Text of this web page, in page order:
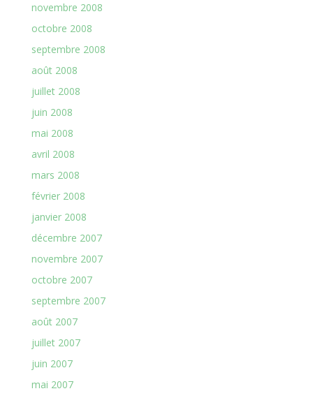
novembre 2008
octobre 2008
septembre 2008
août 2008
juillet 2008
juin 2008
mai 2008
avril 2008
mars 2008
février 2008
janvier 2008
décembre 2007
novembre 2007
octobre 2007
septembre 2007
août 2007
juillet 2007
juin 2007
mai 2007